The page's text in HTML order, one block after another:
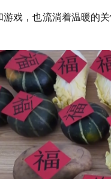
戏，也流淌着温暖的